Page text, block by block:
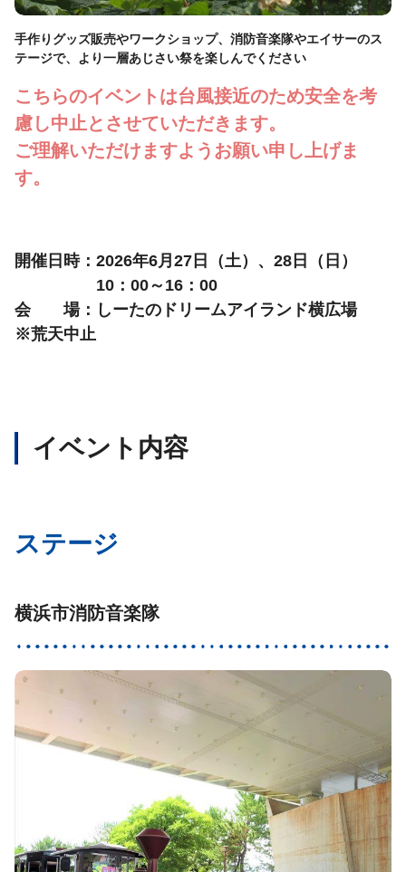
手作りグッズ販売やワークショップ、消防音楽隊やエイサーのス
テージで、より一層あじさい祭を楽しんでください
こちらのイベントは台風接近のため安全を考
慮し中止とさせていただきます。
ご理解いただけますようお願い申し上げま
す。
開催日時：2026年6月27日（土）、28日（日）
10：00～16：00
会 場：しーたのドリームアイランド横広場
※荒天中止
イベント内容
ステージ
横浜市消防音楽隊